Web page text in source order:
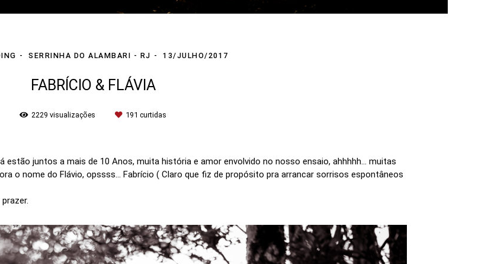
SERRINHA DO ALAMBARI - RJ 13/JULHO/2017
FABRÍCIO & FLÁVIA
2229 visualizações 191 curtidas
juntos a mais de 10 Anos, muita história e amor envolvido no nosso ensaio, ahhhhh... muitas
o nome do Flávio, opssss... Fabrício ( Claro que fiz de propósito pra arrancar sorrisos espontâneos